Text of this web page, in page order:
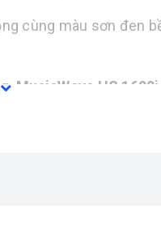
cùng màu sơn đen
MusicWave HS 1600i
giảng dạy, sân